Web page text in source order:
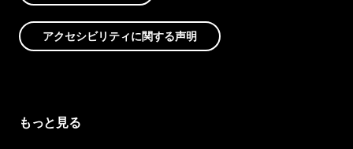
アクセシビリティに関する声明
もっと見る